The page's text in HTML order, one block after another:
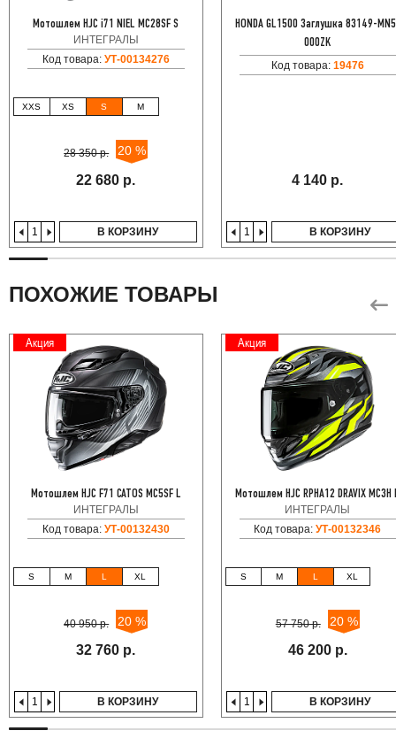
Мотошлем HJC i71 NIEL MC28SF S
ИНТЕГРАЛЫ
Код товара: УТ-00134276
XXS XS S M
28 350 р. 20 %
22 680 р.
В КОРЗИНУ
HONDA GL1500 Заглушка 83149-
000ZK
Код товара: 19476
4 140 р.
В КОРЗИНУ
ПОХОЖИЕ ТОВАРЫ
Акция
Мотошлем HJC F71 CATOS MC5SF L
ИНТЕГРАЛЫ
Код товара: УТ-00132430
S M L XL
40 950 р. 20 %
32 760 р.
В КОРЗИНУ
Акция
Мотошлем HJC RPHA12 DRAVIX MC3H
ИНТЕГРАЛЫ
Код товара:УТ-00132346
S M L XL
57 750 р. 20 %
46 200 р.
В КОРЗИНУ